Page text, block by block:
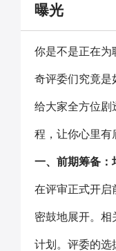
曝光
你是不是正在为
奇评委们究竟是
给大家全方位剧
程，让你心里有
一、前期筹备：
在评审正式开启
密鼓地展开。相
计划。评委的选